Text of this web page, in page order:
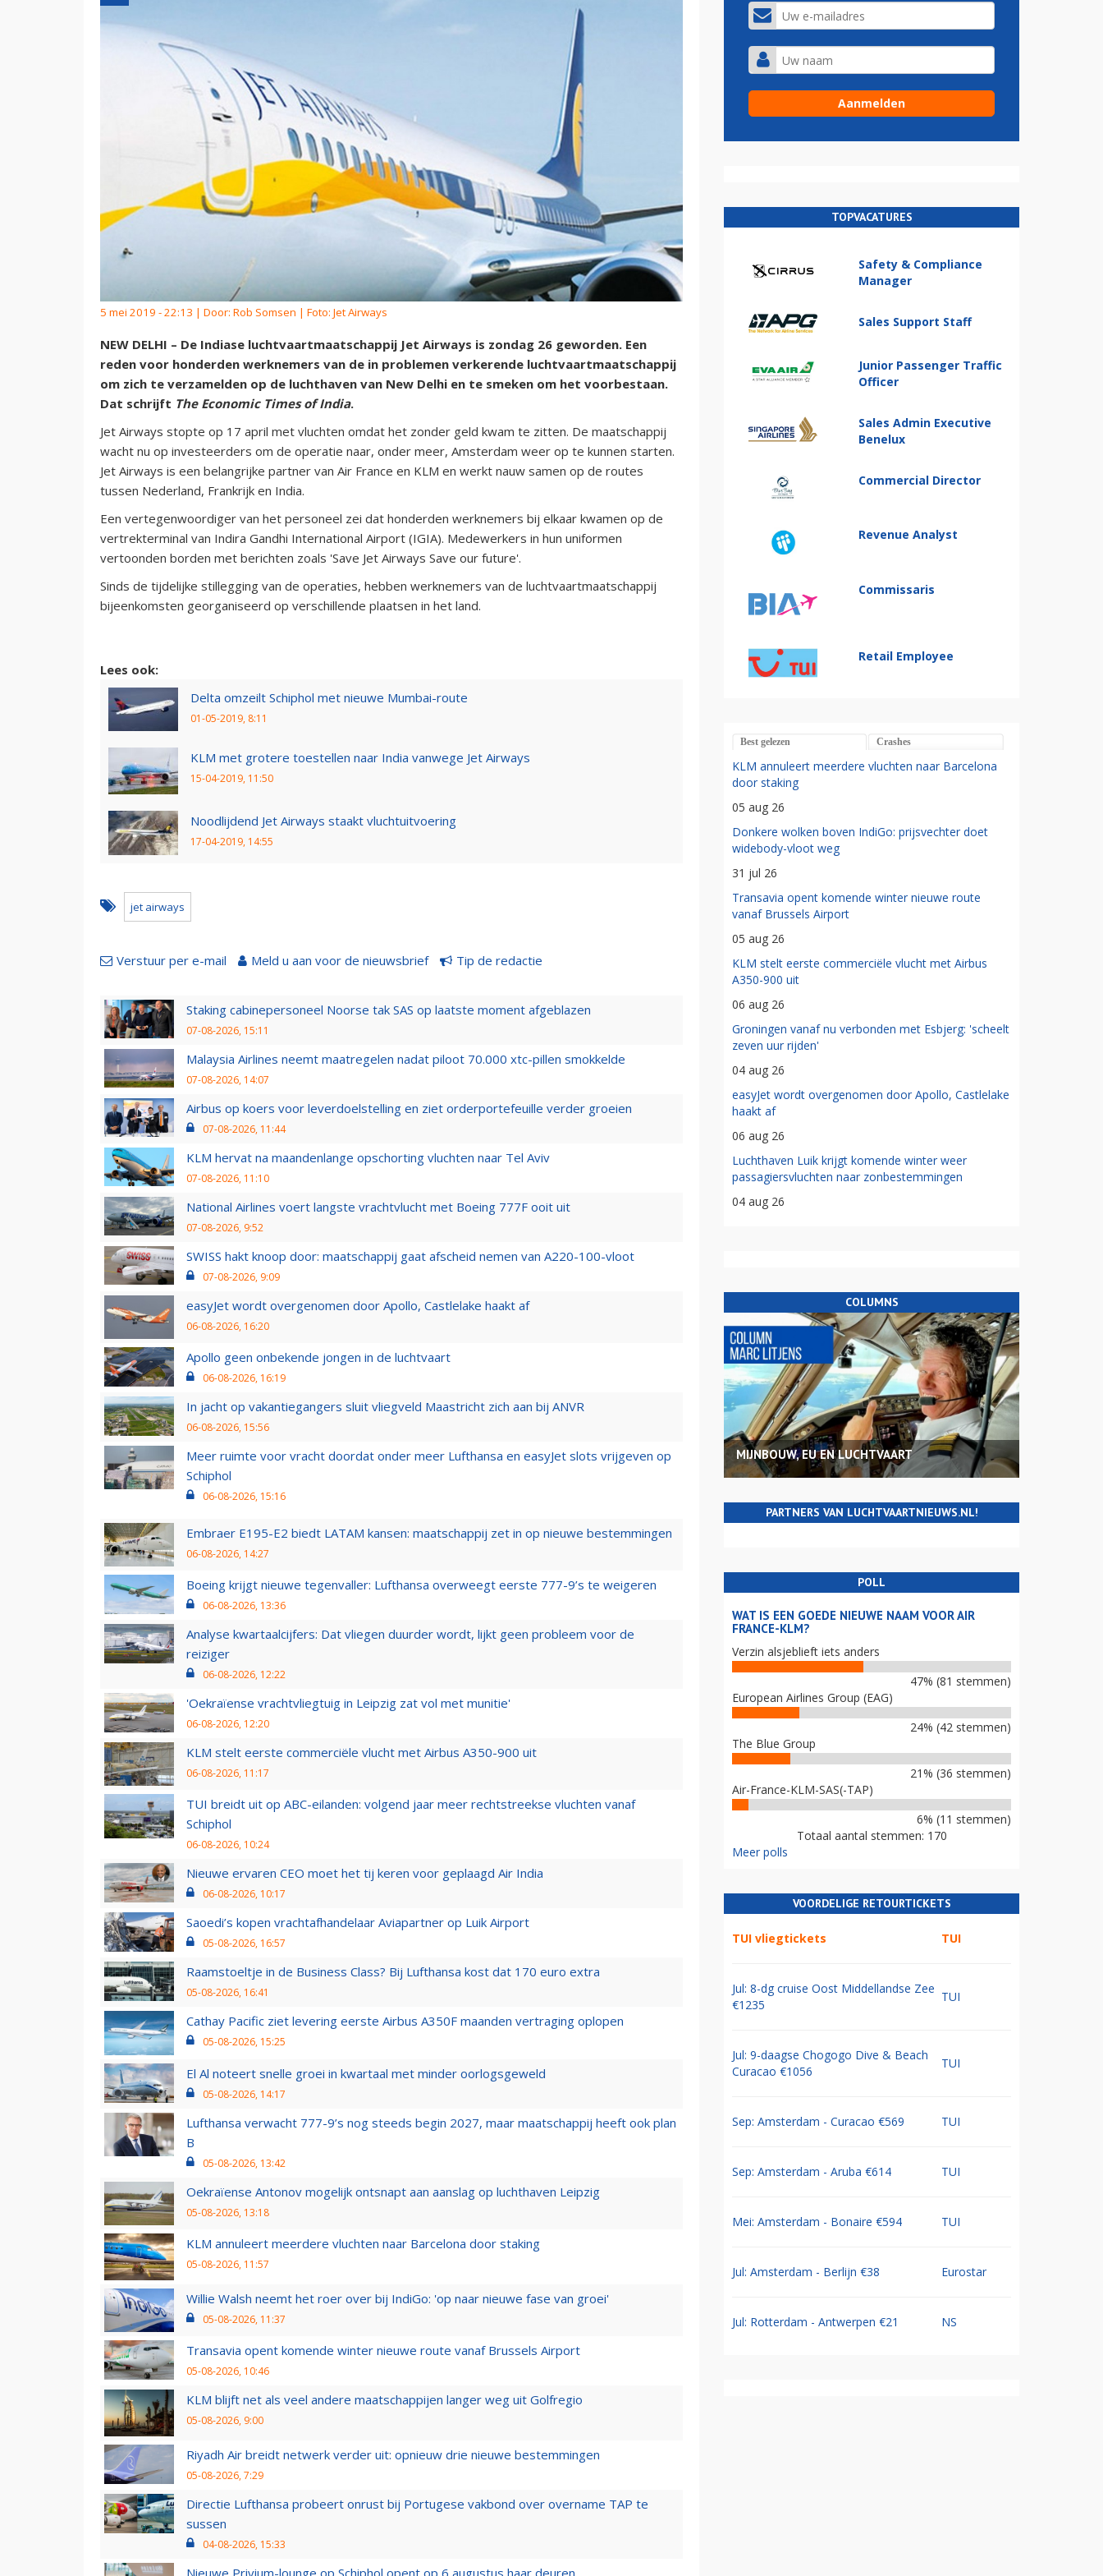
5 mei 2019 - 22:13 | Door: Rob Somsen | Foto: Jet Airways
NEW DELHI – De Indiase luchtvaartmaatschappij Jet Airways is zondag 26 geworden. Een
reden voor honderden werknemers van de in problemen verkerende luchtvaartmaatschappij
om zich te verzamelden op de luchthaven van New Delhi en te smeken om het voorbestaan.
Dat schrijft The Economic Times of India.
Jet Airways stopte op 17 april met vluchten omdat het zonder geld kwam te zitten. De maatschappij
wacht nu op investeerders om de operatie naar, onder meer, Amsterdam weer op te kunnen starten.
Jet Airways is een belangrijke partner van Air France en KLM en werkt nauw samen op de routes
tussen Nederland, Frankrijk en India.
Een vertegenwoordiger van het personeel zei dat honderden werknemers bij elkaar kwamen op de
vertrekterminal van Indira Gandhi International Airport (IGIA). Medewerkers in hun uniformen
vertoonden borden met berichten zoals 'Save Jet Airways Save our future'.
Sinds de tijdelijke stillegging van de operaties, hebben werknemers van de luchtvaartmaatschappij
bijeenkomsten georganiseerd op verschillende plaatsen in het land.
Lees ook:
Delta omzeilt Schiphol met nieuwe Mumbai-route
01-05-2019, 8:11
KLM met grotere toestellen naar India vanwege Jet Airways
15-04-2019, 11:50
Noodlijdend Jet Airways staakt vluchtuitvoering
17-04-2019, 14:55
jet airways
Verstuur per e-mail Meld u aan voor de nieuwsbrief Tip de redactie
Staking cabinepersoneel Noorse tak SAS op laatste moment afgeblazen
07-08-2026, 15:11
Malaysia Airlines neemt maatregelen nadat piloot 70.000 xtc-pillen smokkelde
07-08-2026, 14:07
Airbus op koers voor leverdoelstelling en ziet orderportefeuille verder groeien
07-08-2026, 11:44
KLM hervat na maandenlange opschorting vluchten naar Tel Aviv
07-08-2026, 11:10
National Airlines voert langste vrachtvlucht met Boeing 777F ooit uit
07-08-2026, 9:52
SWISS hakt knoop door: maatschappij gaat afscheid nemen van A220-100-vloot
07-08-2026, 9:09
easyJet wordt overgenomen door Apollo, Castlelake haakt af
06-08-2026, 16:20
Apollo geen onbekende jongen in de luchtvaart
06-08-2026, 16:19
In jacht op vakantiegangers sluit vliegveld Maastricht zich aan bij ANVR
06-08-2026, 15:56
Meer ruimte voor vracht doordat onder meer Lufthansa en easyJet slots vrijgeven op
Schiphol
06-08-2026, 15:16
Embraer E195-E2 biedt LATAM kansen: maatschappij zet in op nieuwe bestemmingen
06-08-2026, 14:27
Boeing krijgt nieuwe tegenvaller: Lufthansa overweegt eerste 777-9’s te weigeren
06-08-2026, 13:36
Analyse kwartaalcijfers: Dat vliegen duurder wordt, lijkt geen probleem voor de
reiziger
06-08-2026, 12:22
'Oekraïense vrachtvliegtuig in Leipzig zat vol met munitie'
06-08-2026, 12:20
KLM stelt eerste commerciële vlucht met Airbus A350-900 uit
06-08-2026, 11:17
TUI breidt uit op ABC-eilanden: volgend jaar meer rechtstreekse vluchten vanaf
Schiphol
06-08-2026, 10:24
Nieuwe ervaren CEO moet het tij keren voor geplaagd Air India
06-08-2026, 10:17
Saoedi’s kopen vrachtafhandelaar Aviapartner op Luik Airport
05-08-2026, 16:57
Raamstoeltje in de Business Class? Bij Lufthansa kost dat 170 euro extra
05-08-2026, 16:41
Cathay Pacific ziet levering eerste Airbus A350F maanden vertraging oplopen
05-08-2026, 15:25
El Al noteert snelle groei in kwartaal met minder oorlogsgeweld
05-08-2026, 14:17
Lufthansa verwacht 777-9’s nog steeds begin 2027, maar maatschappij heeft ook plan
B
05-08-2026, 13:42
Oekraïense Antonov mogelijk ontsnapt aan aanslag op luchthaven Leipzig
05-08-2026, 13:18
KLM annuleert meerdere vluchten naar Barcelona door staking
05-08-2026, 11:57
Willie Walsh neemt het roer over bij IndiGo: 'op naar nieuwe fase van groei'
05-08-2026, 11:37
Transavia opent komende winter nieuwe route vanaf Brussels Airport
05-08-2026, 10:46
KLM blijft net als veel andere maatschappijen langer weg uit Golfregio
05-08-2026, 9:00
Riyadh Air breidt netwerk verder uit: opnieuw drie nieuwe bestemmingen
05-08-2026, 7:29
Directie Lufthansa probeert onrust bij Portugese vakbond over overname TAP te
sussen
04-08-2026, 15:33
Nieuwe Privium-lounge op Schiphol opent op 6 augustus haar deuren
TOPVACATURES
Safety & Compliance
Manager
Sales Support Staff
Junior Passenger Traffic
Officer
Sales Admin Executive
Benelux
Commercial Director
Revenue Analyst
Commissaris
Retail Employee
Best gelezen Crashes
KLM annuleert meerdere vluchten naar Barcelona
door staking
05 aug 26
Donkere wolken boven IndiGo: prijsvechter doet
widebody-vloot weg
31 jul 26
Transavia opent komende winter nieuwe route
vanaf Brussels Airport
05 aug 26
KLM stelt eerste commerciële vlucht met Airbus
A350-900 uit
06 aug 26
Groningen vanaf nu verbonden met Esbjerg: 'scheelt
zeven uur rijden'
04 aug 26
easyJet wordt overgenomen door Apollo, Castlelake
haakt af
06 aug 26
Luchthaven Luik krijgt komende winter weer
passagiersvluchten naar zonbestemmingen
04 aug 26
COLUMNS
MIJNBOUW, EU EN LUCHTVAART
PARTNERS VAN LUCHTVAARTNIEUWS.NL!
POLL
WAT IS EEN GOEDE NIEUWE NAAM VOOR AIR
FRANCE-KLM?
Verzin alsjeblieft iets anders
47% (81 stemmen)
European Airlines Group (EAG)
24% (42 stemmen)
The Blue Group
21% (36 stemmen)
Air-France-KLM-SAS(-TAP)
6% (11 stemmen)
Totaal aantal stemmen: 170
Meer polls
VOORDELIGE RETOURTICKETS
TUI vliegtickets TUI
Jul: 8-dg cruise Oost Middellandse Zee
€1235
TUI
Jul: 9-daagse Chogogo Dive & Beach
Curacao €1056
TUI
Sep: Amsterdam - Curacao €569 TUI
Sep: Amsterdam - Aruba €614 TUI
Mei: Amsterdam - Bonaire €594 TUI
Jul: Amsterdam - Berlijn €38 Eurostar
Jul: Rotterdam - Antwerpen €21 NS